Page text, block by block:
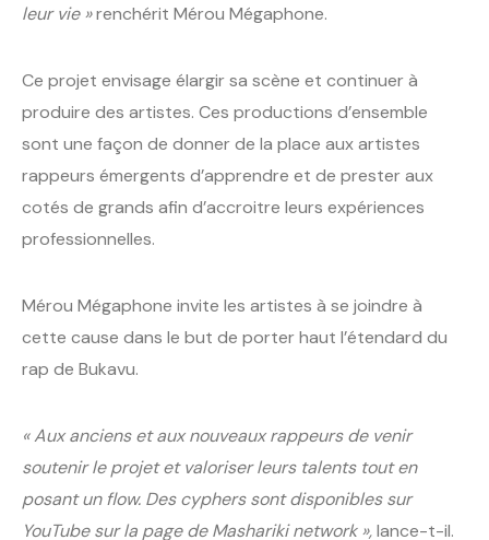
leur vie »renchérit Mérou Mégaphone.
Ce projet envisage élargir sa scène et continuer à
produire des artistes. Ces productions d’ensemble
sont une façon de donner de la place aux artistes
rappeurs émergents d’apprendre et de prester aux
cotés de grands afin d’accroitre leurs expériences
professionnelles.
Mérou Mégaphone invite les artistes à se joindre à
cette cause dans le but de porter haut l’étendard du
rap de Bukavu.
« Aux anciens et aux nouveaux rappeurs de venir
soutenir le projet et valoriser leurs talents tout en
posant un flow. Des cyphers sont disponibles sur
YouTube sur la page de Mashariki network »,lance-t-il.